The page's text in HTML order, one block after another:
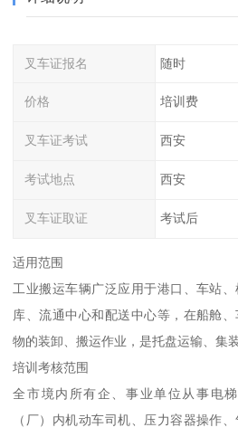
叉车证报名 随时
价格 培训费
叉车证考试 西安
考试地点 西安
叉车证取证 考试后
适用范围
工业搬运车辆广泛应用于港口、车站
库、流通中心和配送中心等，在船舱
物的装卸、搬运作业，是托盘运输、集
培训考核范围
全市境内所有企、事业单位从事电
（厂）内机动车司机、压力容器操作